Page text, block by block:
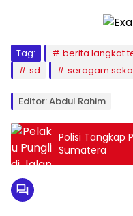
Tag: berita langkat
sd
seragam
Editor: Abdul Rahim
Polisi Tangkap
Sumatera